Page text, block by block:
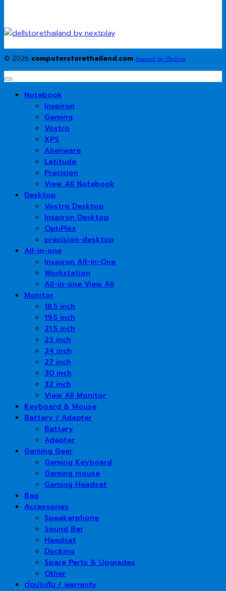
© 2026 computerstorethailand.com Powered by ดีไซน์เทพ
Notebook
Inspiron
Gaming
Vostro
XPS
Alienware
Latitude
Precision
View All Notebook
Desktop
Vostro Desktop
Inspiron Desktop
OptiPlex
precision-desktop
All-in-one
Inspiron All-in-One
Workstation
All-in-one View All
Monitor
18.5 inch
19.5 inch
21.5 inch
23 inch
24 inch
27 inch
30 inch
32 inch
View All Monitor
Keyboard & Mouse
Battery / Adapter
Battery
Adapter
Gaming Gear
Gaming Keyboard
Gaming mouse
Gaming Headset
Bag
Accessories
Speakerphone
Sound Bar
Headset
Docking
Spare Parts & Upgrades
Other
ต่อประกัน / warranty